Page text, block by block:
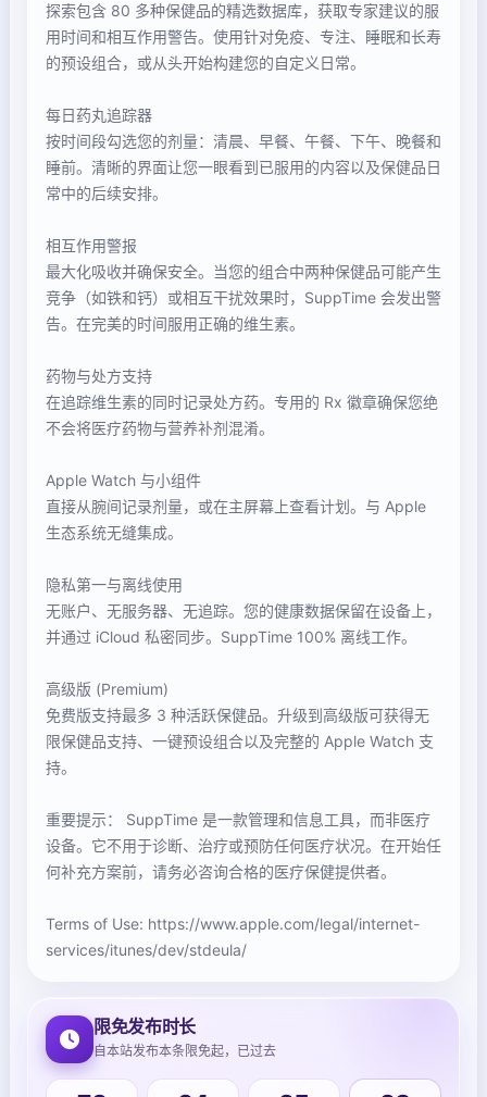
探索包含 80 多种保健品的精选数据库，获取专家建议的服
用时间和相互作用警告。使用针对免疫、专注、睡眠和长寿
的预设组合，或从头开始构建您的自定义日常。
每日药丸追踪器
按时间段勾选您的剂量：清晨、早餐、午餐、下午、晚餐和
睡前。清晰的界面让您一眼看到已服用的内容以及保健品日
常中的后续安排。
相互作用警报
最大化吸收并确保安全。当您的组合中两种保健品可能产生
竞争（如铁和钙）或相互干扰效果时，SuppTime 会发出警
告。在完美的时间服用正确的维生素。
药物与处方支持
在追踪维生素的同时记录处方药。专用的 Rx 徽章确保您绝
不会将医疗药物与营养补剂混淆。
Apple Watch 与小组件
直接从腕间记录剂量，或在主屏幕上查看计划。与 Apple
生态系统无缝集成。
隐私第一与离线使用
无账户、无服务器、无追踪。您的健康数据保留在设备上，
并通过 iCloud 私密同步。SuppTime 100% 离线工作。
高级版 (Premium)
免费版支持最多 3 种活跃保健品。升级到高级版可获得无
限保健品支持、一键预设组合以及完整的 Apple Watch 支
持。
重要提示： SuppTime 是一款管理和信息工具，而非医疗
设备。它不用于诊断、治疗或预防任何医疗状况。在开始任
何补充方案前，请务必咨询合格的医疗保健提供者。
Terms of Use: https://www.apple.com/legal/internet-
services/itunes/dev/stdeula/
限免发布时长
自本站发布本条限免起，已过去